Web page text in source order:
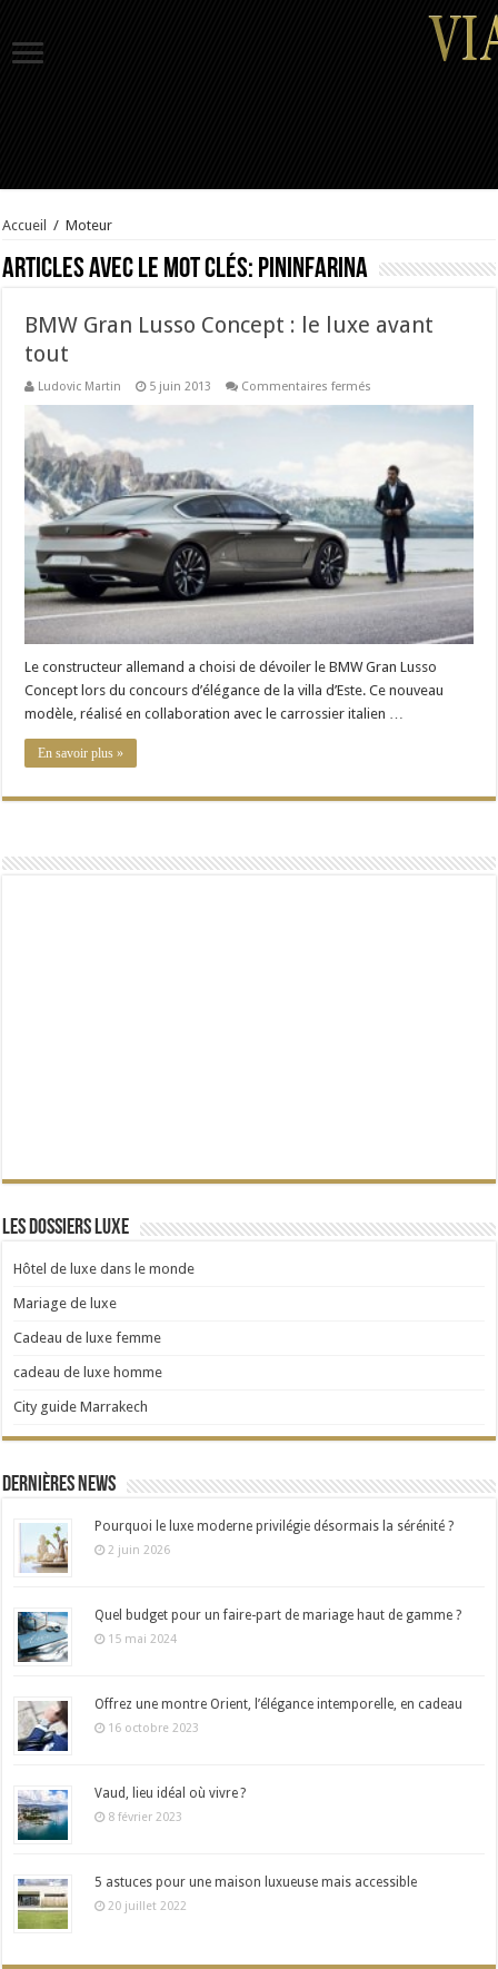
Accueil / Moteur
Articles avec le mot clés: Pininfarina
BMW Gran Lusso Concept : le luxe avant
tout
Ludovic Martin 5 juin 2013 Commentaires fermés
Concept
luxe
avant
tout
Le constructeur allemand a choisi de dévoiler le BMW Gran Lusso
Concept lors du concours d’élégance de la villa d’Este. Ce nouveau
modèle, réalisé en collaboration avec le carrossier italien …
En savoir plus »
Les dossiers Luxe
Hôtel de luxe dans le monde
Mariage de luxe
Cadeau de luxe femme
cadeau de luxe homme
City guide Marrakech
Dernières news
Pourquoi le luxe moderne privilégie désormais la sérénité ?
2 juin 2026
Quel budget pour un faire-part de mariage haut de gamme ?
15 mai 2024
Offrez une montre Orient, l’élégance intemporelle, en cadeau
16 octobre 2023
Vaud, lieu idéal où vivre ?
8 février 2023
5 astuces pour une maison luxueuse mais accessible
20 juillet 2022